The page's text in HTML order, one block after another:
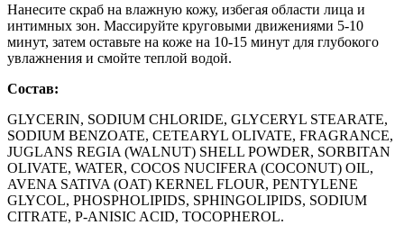
Нанесите скраб на влажную кожу, избегая области лица и
интимных зон. Массируйте круговыми движениями 5-10
минут, затем оставьте на коже на 10-15 минут для глубокого
увлажнения и смойте теплой водой.
Состав:
GLYCERIN, SODIUM CHLORIDE, GLYCERYL STEARATE,
SODIUM BENZOATE, CETEARYL OLIVATE, FRAGRANCE,
JUGLANS REGIA (WALNUT) SHELL POWDER, SORBITAN
OLIVATE, WATER, COCOS NUCIFERA (COCONUT) OIL,
AVENA SATIVA (OAT) KERNEL FLOUR, PENTYLENE
GLYCOL, PHOSPHOLIPIDS, SPHINGOLIPIDS, SODIUM
CITRATE, P-ANISIC ACID, TOCOPHEROL.